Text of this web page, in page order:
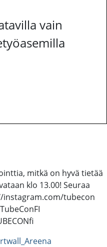
vain
mitkä on hyvä tietää
klo 13.00! Seuraa
instagram.com/tubecon